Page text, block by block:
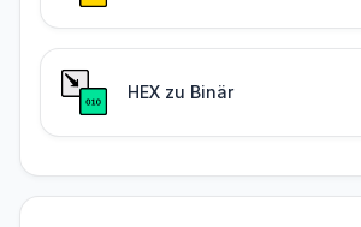
HEX zu Binär